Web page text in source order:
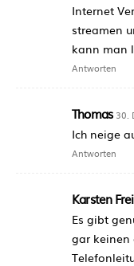
Internet
streamen
kann man
Antworten
Thomas 30.
Ich neige
Antworten
Karsten Frei
Es gibt
gar keinen